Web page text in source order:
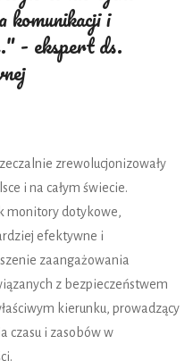
komunikacji i
- ekspert ds.
zrewolucjonizowały
i na całym świecie.
monitory dotykowe,
efektywne i
zaangażowania
z bezpieczeństwem
kierunku, prowadzący
czasu i zasobów w